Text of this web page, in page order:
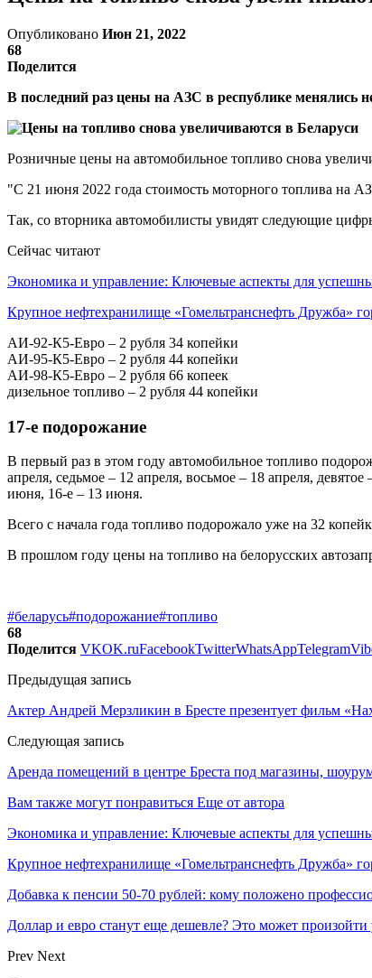
Опубликовано Июн 21, 2022
68
Поделится
В последний раз цены на АЗС в республике менялись
Розничные цены на автомобильное топливо снова
"С 21 июня 2022 года стоимость моторного топлива на
Так, со вторника автомобилисты увидят следующие
Сейчас читают
Экономика и управление: Ключевые аспекты для
Крупное нефтехранилище «Гомельтранснефть Дружба»
АИ-92-К5-Евро – 2 рубля 34 копейки
АИ-95-К5-Евро – 2 рубля 44 копейки
АИ-98-К5-Евро – 2 рубля 66 копеек
дизельное топливо – 2 рубля 44 копейки
17-е подорожание
В первый раз в этом году автомобильное топливо
апреля, седьмое – 12 апреля, восьмое – 18 апреля,
июня, 16-е – 13 июня.
Всего с начала года топливо подорожало уже на 32
В прошлом году цены на топливо на белорусских
#беларусь#подорожание#топливо
68
Поделится VKOK.ruFacebookTwitterWhatsAppTelegram
Предыдущая запись
Актер Андрей Мерзликин в Бресте презентует фильм
Следующая запись
Аренда помещений в центре Бреста под магазины,
Вам также могут понравиться Еще от автора
Экономика и управление: Ключевые аспекты для
Крупное нефтехранилище «Гомельтранснефть Дружба»
Добавка к пенсии 50-70 рублей: кому положено
Доллар и евро станут еще дешевле? Это может
Prev Next